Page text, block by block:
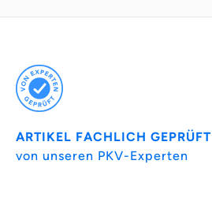
ARTIKEL FACHLICH GEPRÜFT
von unseren PKV-Experten
Wozu dürfen wir dich beraten?
Krankenvoll